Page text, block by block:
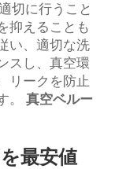
切に行うこと
抑えることも
い、適切な洗
スし、真空環
リークを防止
。 真空ベルー
最安値